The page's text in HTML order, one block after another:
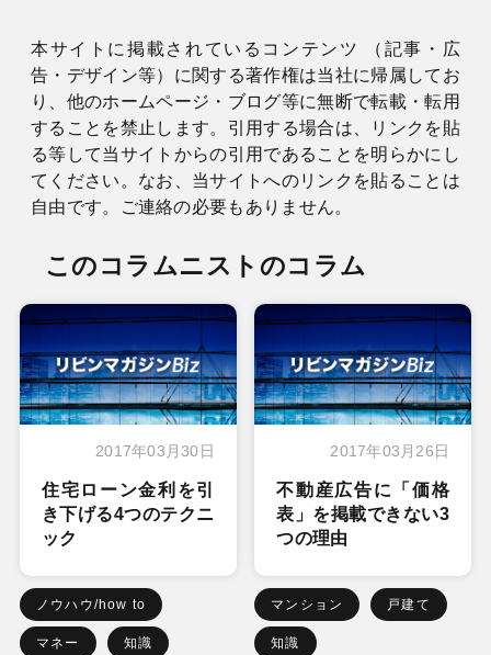
本サイトに掲載されているコンテンツ （記事・広
告・デザイン等）に関する著作権は当社に帰属してお
り、他のホームページ・ブログ等に無断で転載・転用
することを禁止します。引用する場合は、リンクを貼
る等して当サイトからの引用であることを明らかにし
てください。なお、当サイトへのリンクを貼ることは
自由です。ご連絡の必要もありません。
このコラムニストのコラム
2017年03月30日
住宅ローン金利を引
き下げる4つのテクニ
ック
ノウハウ/how to
マネー 知識
2017年03月26日
不動産広告に「価格
表」を掲載できない3
つの理由
マンション 戸建て
知識